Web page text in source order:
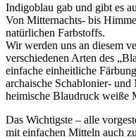
Indigoblau gab und gibt es
Von Mitternachts- bis
natürlichen Farbstoffs.
Wir werden uns an diesem
verschiedenen Arten des
einfache einheitliche
archaische Schablonier-
heimische Blaudruck weiße
Das Wichtigste – alle
mit einfachen Mitteln auch